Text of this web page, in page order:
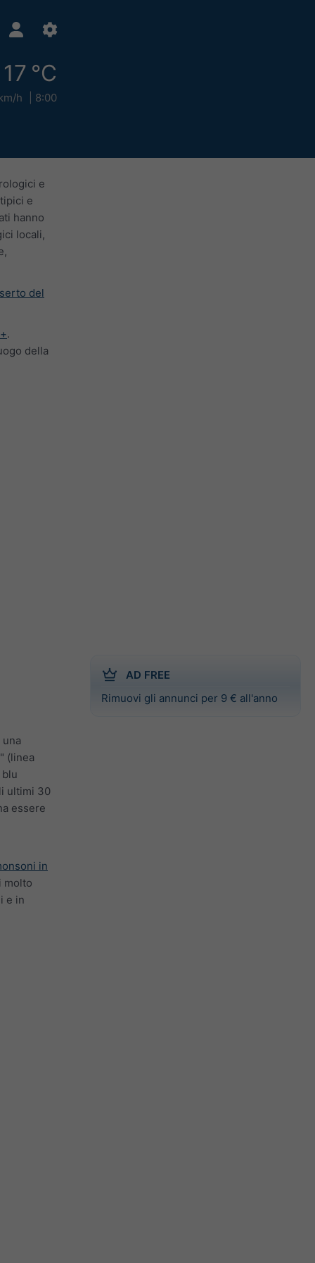
17 °C
h 8:00
AD FREE
Rimuovi gli annunci per 9 € all'anno
e
e
hanno
locali,
del
.
della
(linea
ultimi 30
essere
in
molto
e in